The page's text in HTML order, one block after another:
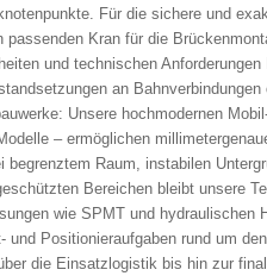
Für die sichere und
passenden Kran für die
und technischen
an
Unsere hochmodernen
– ermöglichen
begrenztem Raum, instabilen
Bereichen bleibt unsere
wie SPMT und hydraulischen
und Positionieraufgaben rund um
die Einsatzlogistik bis hin zur